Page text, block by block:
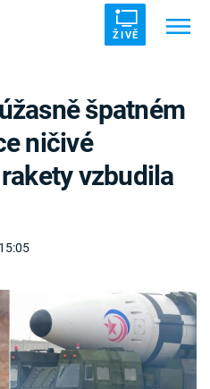
ŽIVĚ
špatném
ničivé
vzbudila